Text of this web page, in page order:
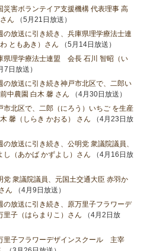
災害ボランテイア支援機構 代表理事 高
ん （5月21日放送）
の放送に引き続き、兵庫県理学療法士連
ともあき）さん （5月14日放送）
県理学療法士連盟 会長 石川 智昭（い
7日放送）
の放送に引き続き神戸市北区で、二郎い
中農園 白木 馨 さん （4月30日放送）
市北区で、二郎（にろう）いちご を生産
馨（しらき かおる） さん （4月23日放
放送に引き続き、公明党 衆議院議員、
（あかば かずよし）さん （4月16日放
党 衆議院議員、元国土交通大臣 赤羽か
ん （4月9日放送）
の放送に引き続き、原万里子フラワーデ
子（はらまりこ）さん （4月2日放
里子フラワーデザインスクール 主宰